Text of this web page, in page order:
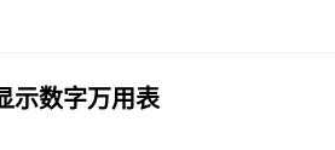
示数字万用表